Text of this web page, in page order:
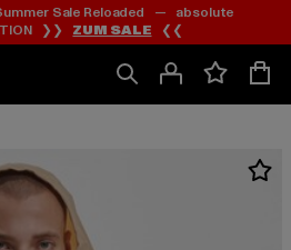
Zum
Inhalt
springen
Zum
Fußzeile
springen
Sale Reloaded — absolute
❯❯ ZUM SALE ❮❮